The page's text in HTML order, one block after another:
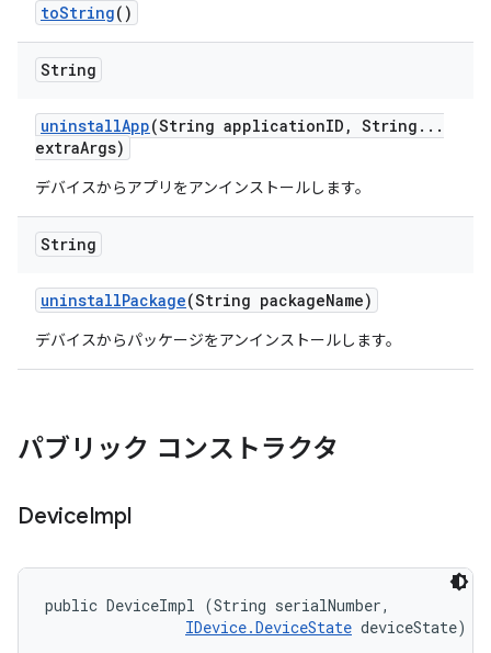
toString()
String
uninstallApp(String applicationID , String . . .
extraArgs)
デバイスからアプリをアンインストールします。
String
uninstallPackage(String packageName)
デバイスからパッケージをアンインストールします。
パブリック コンストラクタ
DeviceImpl
public DeviceImpl (String serialNumber,
IDevice.DeviceState deviceState)